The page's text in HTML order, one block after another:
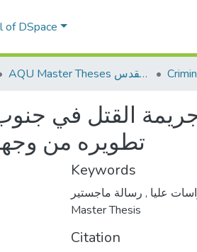
of DSpace
AQU Master Theses الرسائل الجامعية الخاصة بجامعة القدس
القتل في
تطويره من
Keywords
عليا ,
Master Thesis
Citation